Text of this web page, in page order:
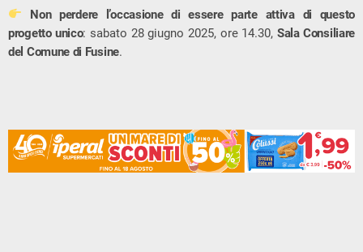
Non perdere l’occasione di essere parte attiva di questo
progetto unico: sabato 28 giugno 2025, ore 14.30, Sala Consiliare
del Comune di Fusine.